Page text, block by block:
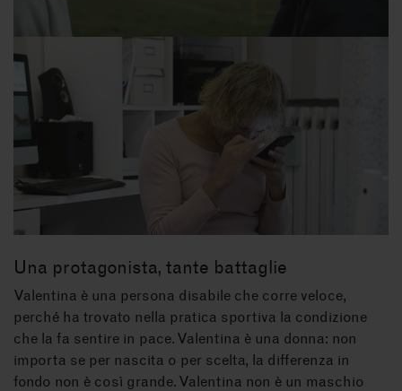
Una protagonista, tante battaglie
Valentina è una persona disabile che corre veloce,
perché ha trovato nella pratica sportiva la condizione
che la fa sentire in pace. Valentina è una donna: non
importa se per nascita o per scelta, la differenza in
fondo non è così grande. Valentina non è un maschio